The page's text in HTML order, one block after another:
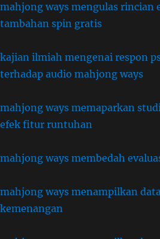
mahjong ways mengulas rincian
tambahan spin gratis
kajian ilmiah mengenai respon
terhadap audio mahjong ways
mahjong ways memaparkan
efek fitur runtuhan
mahjong ways membedah
mahjong ways menampilkan
kemenangan